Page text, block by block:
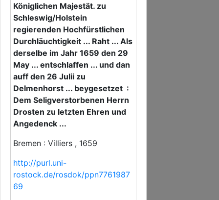
Königlichen Majestät. zu
Schleswig/Holstein
regierenden Hochfürstlichen
Durchläuchtigkeit ... Raht ... Als
derselbe im Jahr 1659 den 29
May ... entschlaffen ... und dan
auff den 26 Julii zu
Delmenhorst ... beygesetzet :
Dem Seligverstorbenen Herrn
Drosten zu letzten Ehren und
Angedenck ...
Bremen : Villiers , 1659
http://purl.uni-
rostock.de/rosdok/ppn7761987
69